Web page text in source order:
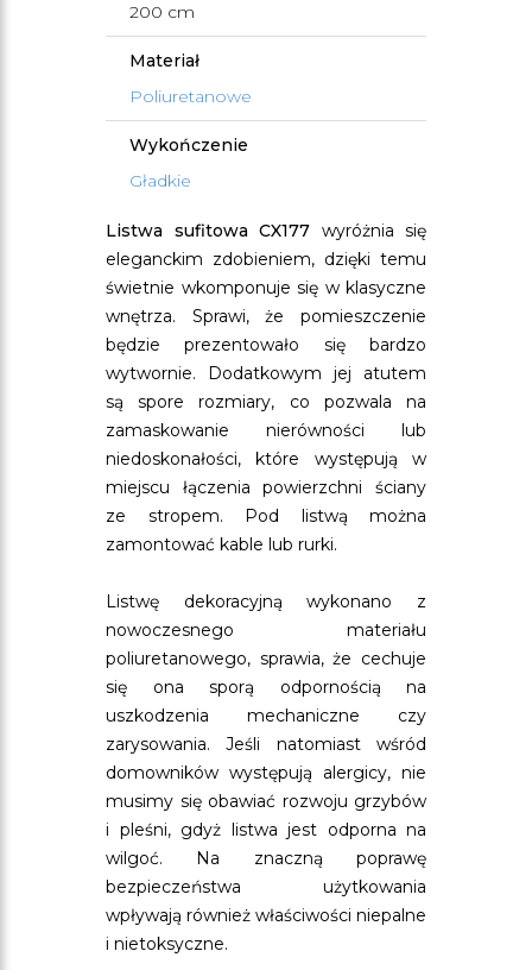
200 cm
Materiał
Poliuretanowe
Wykończenie
Gładkie
Listwa sufitowa CX177 wyróżnia się
eleganckim zdobieniem, dzięki temu
świetnie wkomponuje się w klasyczne
wnętrza. Sprawi, że pomieszczenie
będzie prezentowało się bardzo
wytwornie. Dodatkowym jej atutem
są spore rozmiary, co pozwala na
zamaskowanie nierówności lub
niedoskonałości, które występują w
miejscu łączenia powierzchni ściany
ze stropem. Pod listwą można
zamontować kable lub rurki.
Listwę dekoracyjną wykonano z
nowoczesnego materiału
poliuretanowego, sprawia, że cechuje
się ona sporą odpornością na
uszkodzenia mechaniczne czy
zarysowania. Jeśli natomiast wśród
domowników występują alergicy, nie
musimy się obawiać rozwoju grzybów
i pleśni, gdyż listwa jest odporna na
wilgoć. Na znaczną poprawę
bezpieczeństwa użytkowania
wpływają również właściwości niepalne
i nietoksyczne.